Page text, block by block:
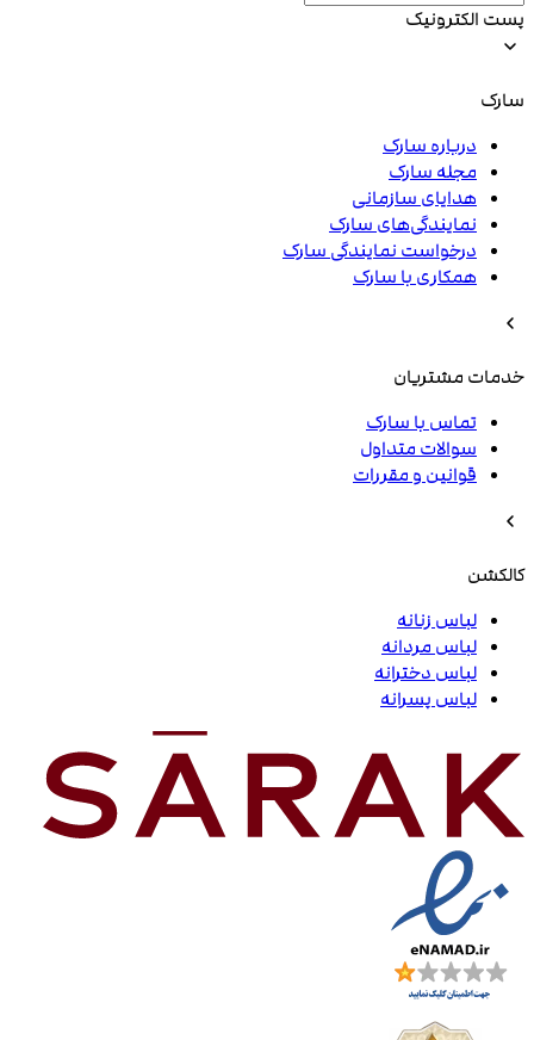
پست الکترونیک
سارک
درباره سارک
مجله سارک
هدایای سازمانی
نمایندگی‌های سارک
درخواست نمایندگی سارک
همکاری با سارک
خدمات مشتریان
تماس با سارک
سوالات متداول
قوانین و مقررات
کالکشن
لباس زنانه
لباس مردانه
لباس دخترانه
لباس پسرانه